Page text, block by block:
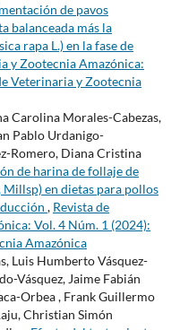
de pavos
balanceada más la
rapa L.) en la fase de
y Zootecnia Amazónica:
Veterinaria y Zootecnia
Carolina Morales-Cabezas,
Pablo Urdanigo-
Romero, Diana Cristina
de harina de follaje de
en dietas para pollos
, Revista de
Vol. 4 Núm. 1 (2024):
Amazónica
Luis Humberto Vásquez-
Vásquez, Jaime Fabián
Orbea , Frank Guillermo
Christian Simón